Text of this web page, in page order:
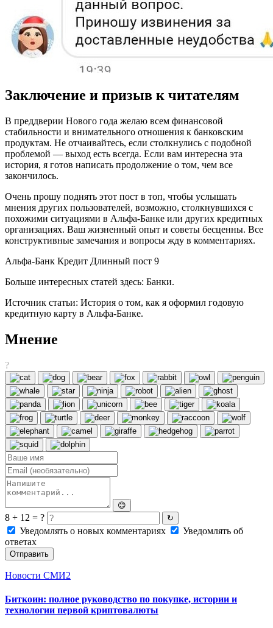
Заключение и призыв к читателям
В преддверии Нового года желаю всем финансовой
стабильности и внимательного отношения к банковским
продуктам. Не отчаивайтесь, если столкнулись с подобной
проблемой — выход есть всегда. Если вам интересна эта
история, я готов написать продолжение о том, чем все
закончилось.
Очень прошу поднять этот пост в топ, чтобы услышать
мнения других пользователей, возможно, столкнувшихся с
похожими ситуациями в Альфа-Банке или других кредитных
организациях. Ваш жизненный опыт и советы бесценны. Все
конструктивные замечания и вопросы жду в комментариях.
Альфа-Банк Кредит Длинный пост 9
Больше интересных статей здесь: Банки.
Источник статьи: История о том, как я оформил годовую
кредитную карту в Альфа-Банке.
Мнение
?
😊
8 + 12 = ? ↻
Уведомлять о новых комментариях
Уведомлять об
ответах
Отправить
Новости СМИ2
Биткоин: полное руководство по покупке, истории и
технологии первой криптовалюты